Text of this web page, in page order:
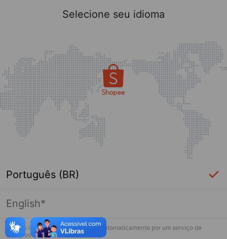
Página indisponível
Desculpe, algo deu errado. Faça login
Selecione seu idioma
Português (BR)
English*
* Esses idiomas serão traduzidos automaticamente por um serviço de
terceiros.